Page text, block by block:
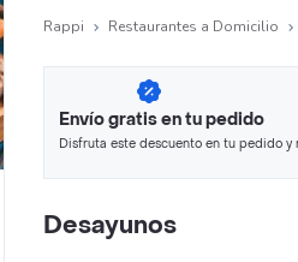
Rappi Restaurantes a Domicilio
Envío gratis en tu pedido
Disfruta este descuento en tu pedido y
Desayunos